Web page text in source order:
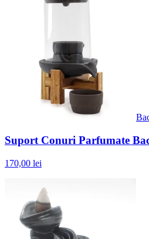
Suport Conuri Parfumate
170,00 lei